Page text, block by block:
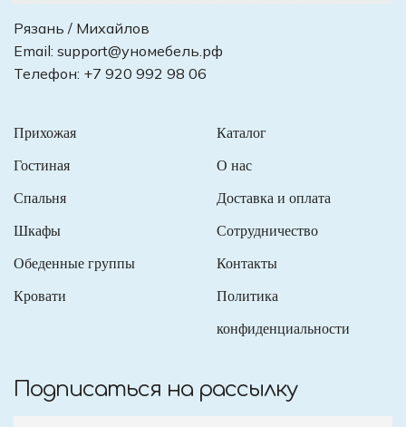
Рязань / Михайлов
Email: support@уномебель.рф
Телефон: +7 920 992 98 06
Прихожая
Гостиная
Спальня
Шкафы
Обеденные группы
Кровати
Каталог
О нас
Доставка и оплата
Сотрудничество
Контакты
Политика
конфиденциальности
Подписаться на рассылку